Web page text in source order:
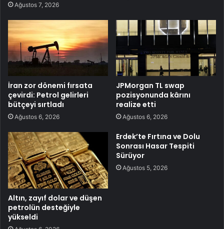
Ağustos 7, 2026
İran zor dönemi fırsata
çevirdi: Petrol gelirleri
bütçeyi sırtladı
Ağustos 6, 2026
JPMorgan TL swap
pozisyonunda kârını
realize etti
Ağustos 6, 2026
Altın, zayıf dolar ve düşen
petrolün desteğiyle
yükseldi
Erdek’te Fırtına ve Dolu
Sonrası Hasar Tespiti
Sürüyor
Ağustos 5, 2026